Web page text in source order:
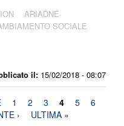
il: 15/02/2018 - 08:07
ARIADNE
SOCIALE
1 2 3 4 5
6
› ULTIMA »